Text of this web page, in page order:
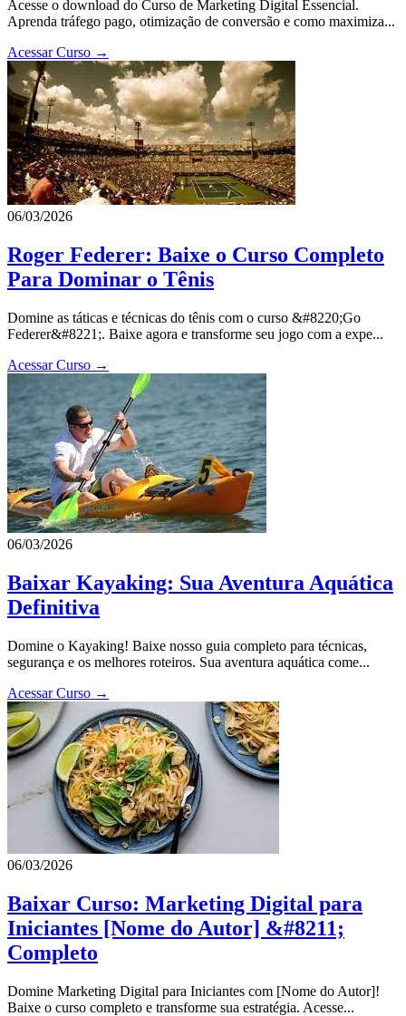
Acesse o download do Curso de Marketing Digital Essencial.
Aprenda tráfego pago, otimização de conversão e como maximiza...
Acessar Curso →
06/03/2026
Roger Federer: Baixe o Curso Completo
Para Dominar o Tênis
Domine as táticas e técnicas do tênis com o curso &#8220;Go
Federer&#8221;. Baixe agora e transforme seu jogo com a expe...
Acessar Curso →
06/03/2026
Baixar Kayaking: Sua Aventura Aquática
Definitiva
Domine o Kayaking! Baixe nosso guia completo para técnicas,
segurança e os melhores roteiros. Sua aventura aquática come...
Acessar Curso →
06/03/2026
Baixar Curso: Marketing Digital para
Iniciantes [Nome do Autor] &#8211;
Completo
Domine Marketing Digital para Iniciantes com [Nome do Autor]!
Baixe o curso completo e transforme sua estratégia. Acesse...